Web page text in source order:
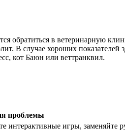
обратиться в ветеринарную
В случае хороших показателей
кот Баюн или веттранквил.
проблемы
интерактивные игры, заменяйте